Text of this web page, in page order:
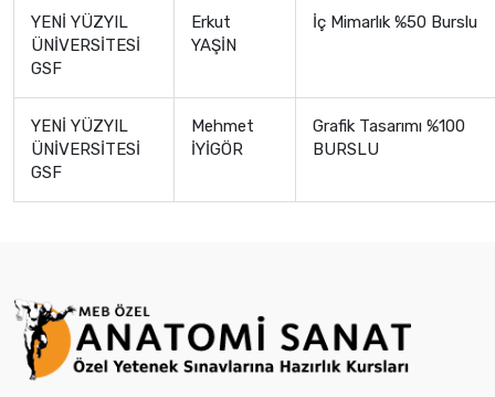
YENİ YÜZYIL
ÜNİVERSİTESİ
GSF
Erkut
YAŞİN
İç Mimarlık %50 Burslu
YENİ YÜZYIL
ÜNİVERSİTESİ
GSF
Mehmet
İYİGÖR
Grafik Tasarımı %100
BURSLU